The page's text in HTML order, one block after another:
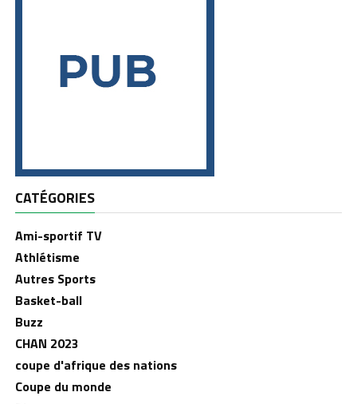
CATÉGORIES
Ami-sportif TV
Athlétisme
Autres Sports
Basket-ball
Buzz
CHAN 2023
coupe d'afrique des nations
Coupe du monde